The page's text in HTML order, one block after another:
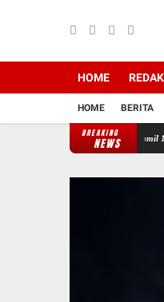
HOME
HOME BERITA
BREAKING
NEWS
Pangan Wilayah, Babinsa Koramil 12/